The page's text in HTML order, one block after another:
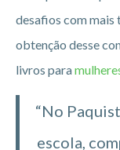
desafios com mais
obtenção desse
livros para
“No
escola,